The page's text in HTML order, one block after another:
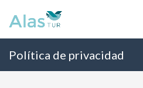
Política de privacidad